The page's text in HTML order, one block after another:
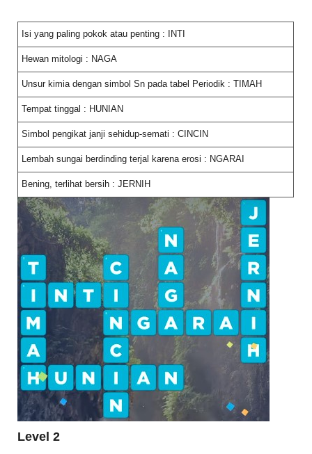
Isi yang paling pokok atau penting : INTI
Hewan mitologi : NAGA
Unsur kimia dengan simbol Sn pada tabel Periodik : TIMAH
Tempat tinggal : HUNIAN
Simbol pengikat janji sehidup-semati : CINCIN
Lembah sungai berdinding terjal karena erosi : NGARAI
Bening, terlihat bersih : JERNIH
Level 2